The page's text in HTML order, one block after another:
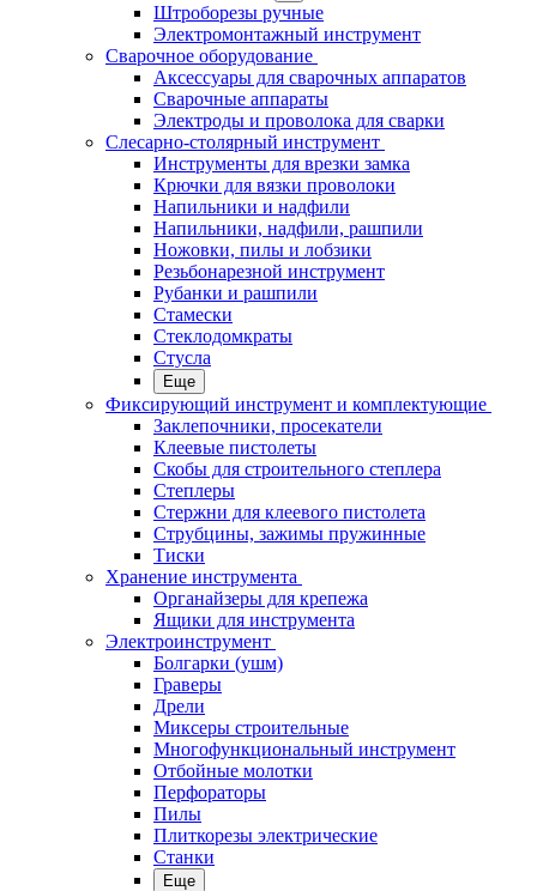
Штроборезы ручные
Электромонтажный инструмент
Сварочное оборудование
Аксессуары для сварочных аппаратов
Сварочные аппараты
Электроды и проволока для сварки
Слесарно-столярный инструмент
Инструменты для врезки замка
Крючки для вязки проволоки
Напильники и надфили
Напильники, надфили, рашпили
Ножовки, пилы и лобзики
Резьбонарезной инструмент
Рубанки и рашпили
Стамески
Стеклодомкраты
Стусла
Еще
Фиксирующий инструмент и комплектующие
Заклепочники, просекатели
Клеевые пистолеты
Скобы для строительного степлера
Степлеры
Стержни для клеевого пистолета
Струбцины, зажимы пружинные
Тиски
Хранение инструмента
Органайзеры для крепежа
Ящики для инструмента
Электроинструмент
Болгарки (ушм)
Граверы
Дрели
Миксеры строительные
Многофункциональный инструмент
Отбойные молотки
Перфораторы
Пилы
Плиткорезы электрические
Станки
Еще